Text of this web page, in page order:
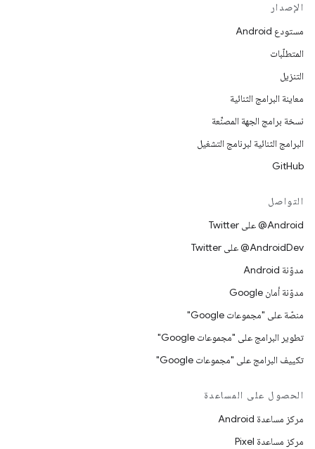
الإصدار
مستودع Android
المتطلّبات
التنزيل
معاينة البرامج الثنائية
نسخة برامج الجهة المصنِّعة
البرامج الثنائية لبرنامج التشغيل
GitHub
التواصل
‎@Android على Twitter
‎@AndroidDev على Twitter
مدوّنة Android
مدوّنة أمان Google
منصّة على "مجموعات Google"
تطوير البرامج على "مجموعات Google"
تكييف البرامج على "مجموعات Google"
الحصول على المساعدة
مركز مساعدة Android
مركز مساعدة Pixel